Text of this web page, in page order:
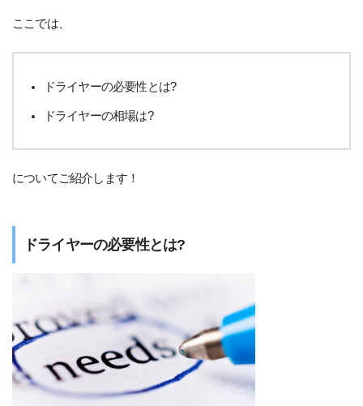
ここでは、
ドライヤーの必要性とは?
ドライヤーの相場は?
についてご紹介します！
ドライヤーの必要性とは?